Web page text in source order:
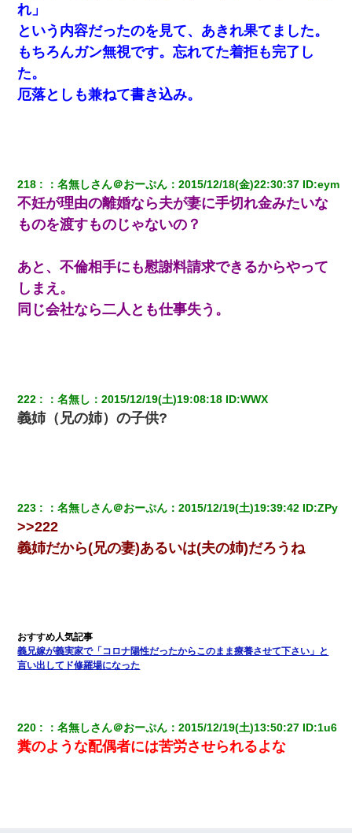
「パワハラを受けたから思い切って転職した」とSNSで呟いた
ら、速攻でパワハラかました元上司がLINEを送ってきた。
小学生の息子が急に様子がおかしくなった。私「理由を聞いても
『わかんない！』って怒鳴り付けてくるし、困っってる」旦那
「話してみるよ」→ 後日・・・
ケーキバイキングにいた単独の50くらいのオッサン、強烈だっ
た。
「リフォーム費用を負担しろ！」「金の管理は私達がする！」と
浅ましくも集りにきた。
れ」
という内容だったのを見て、あきれ果てました。
もちろんガン無視です。忘れてた着拒も完了し
た。
厄落としも兼ねて書き込み。
218 ：名無しさん＠おーぷん ：2015/12/18(金)22:30:37 ID:eym
不妊が理由の離婚なら夫が妻に手切れ金みたいな
ものを渡すものじゃないの？
あと、不倫相手にも慰謝料請求できるからやって
しまえ。
同じ会社なら二人とも仕事失う。
222 ：名無し ：2015/12/19(土)19:08:18 ID:WWX
義姉（兄の姉）の子供?
223 ：名無しさん＠おーぷん ：2015/12/19(土)19:39:42 ID:ZPy
>>222
義姉だから(兄の妻)あるいは(夫の姉)だろうね
義兄嫁が義実家で「コロナ陽性だったからこのまま療養させて下さい」と
言い出してド修羅場になった
220 ：名無しさん＠おーぷん ：2015/12/19(土)13:50:27 ID:1u6
糞のような配偶者には苦労させられるよな